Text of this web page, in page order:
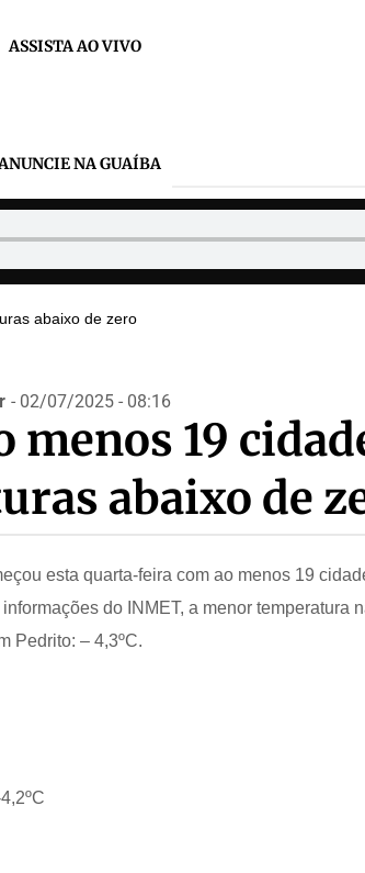
ASSISTA AO VIVO
NA GUAÍBA
abaixo de zero
- 02/07/2025 - 08:16
menos 19
abaixo de
esta quarta-feira com ao menos 19
do INMET, a menor temperatura
Pedrito: – 4,3ºC.